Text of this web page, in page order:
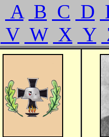
A B C D
V W X Y